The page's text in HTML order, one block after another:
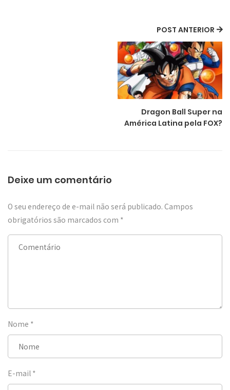
POST ANTERIOR
Dragon Ball Super na
América Latina pela FOX?
Deixe um comentário
O seu endereço de e-mail não será publicado. Campos
obrigatórios são marcados com *
Nome *
E-mail *